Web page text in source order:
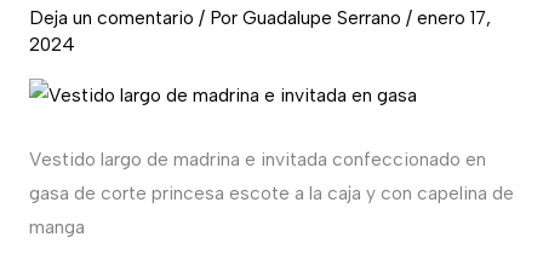
Deja un comentario / Por Guadalupe Serrano / enero 17,
2024
Vestido largo de madrina e invitada confeccionado en
gasa de corte princesa escote a la caja y con capelina de
manga